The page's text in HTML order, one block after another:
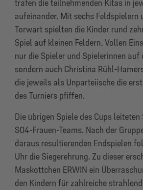
trafen die teilnehmenden Kitas in
aufeinander. Mit sechs Feldspielern
Torwart spielten die Kinder rund
Spiel auf kleinen Feldern. Vollen
nur die Spieler und Spielerinnen auf
sondern auch Christina Rühl-
die jeweils als Unparteiische die
des Turniers pfiffen.
Die übrigen Spiele des Cups
S04-Frauen-Teams. Nach der
daraus resultierenden Endspielen
Uhr die Siegerehrung. Zu dieser
Maskottchen ERWIN ein
den Kindern für zahlreiche